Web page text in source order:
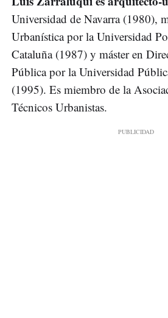
Universidad de Navarra (1980),
Urbanística por la Universidad
Cataluña (1987) y máster en
Pública por la Universidad
(1995). Es miembro de la
Técnicos Urbanistas.